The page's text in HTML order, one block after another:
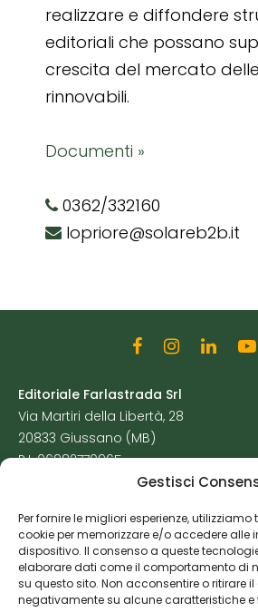
Gestisci
Per fornire le migliori esperienze,
cookie per memorizzare e/o accedere alle
dispositivo. Il consenso a queste
elaborare dati come il comportamento di
su questo sito. Non acconsentire o ritirare
negativamente su alcune caratteristiche e
realizzare e diffondere
editoriali che possano
crescita del mercato
rinnovabili.
Documenti »
0362/332160
lopriore@solareb2b.it
Editoriale Farlastrada Srl
Via Martiri della Libertà, 28
20833 Giussano (MB)
P.I. 06982770965
Cookie Policy
Risorse Aggiuntive